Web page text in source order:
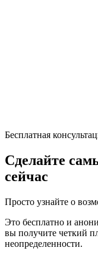
Бесплатная
Сделайте
сейчас
Просто узнайте о
Это бесплатно и
вы получите четкий
неопределенности.